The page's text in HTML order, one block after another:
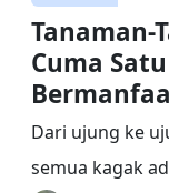
Tanaman-
Cuma
Dari ujung ke
semua kagak